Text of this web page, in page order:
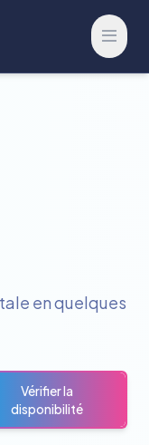
en quelques
Vérifier la
disponibilité